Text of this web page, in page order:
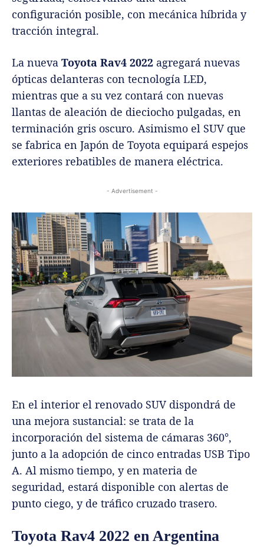
configuración posible, con mecánica híbrida y
tracción integral.
La nueva Toyota Rav4 2022 agregará nuevas
ópticas delanteras con tecnología LED,
mientras que a su vez contará con nuevas
llantas de aleación de dieciocho pulgadas, en
terminación gris oscuro. Asimismo el SUV que
se fabrica en Japón de Toyota equipará espejos
exteriores rebatibles de manera eléctrica.
- Advertisement -
En el interior el renovado SUV dispondrá de
una mejora sustancial: se trata de la
incorporación del sistema de cámaras 360°,
junto a la adopción de cinco entradas USB Tipo
A. Al mismo tiempo, y en materia de
seguridad, estará disponible con alertas de
punto ciego, y de tráfico cruzado trasero.
Toyota Rav4 2022 en Argentina